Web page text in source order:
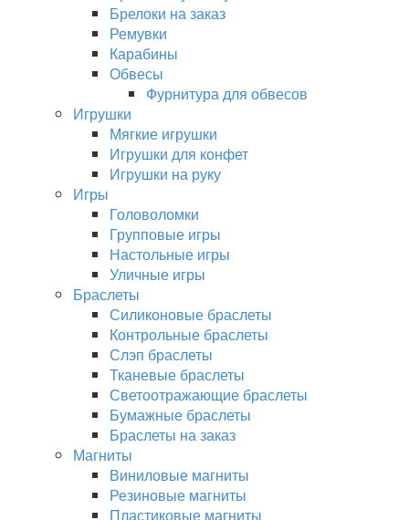
Брелоки на заказ
Ремувки
Карабины
Обвесы
Фурнитура для обвесов
Игрушки
Мягкие игрушки
Игрушки для конфет
Игрушки на руку
Игры
Головоломки
Групповые игры
Настольные игры
Уличные игры
Браслеты
Силиконовые браслеты
Контрольные браслеты
Слэп браслеты
Тканевые браслеты
Светоотражающие браслеты
Бумажные браслеты
Браслеты на заказ
Магниты
Виниловые магниты
Резиновые магниты
Пластиковые магниты